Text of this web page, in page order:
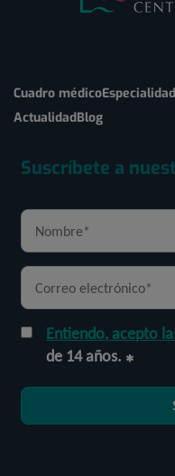
Cuadro médico
ActualidadBlog
Suscríbete a
Entiendo, acepto
de 14 años.